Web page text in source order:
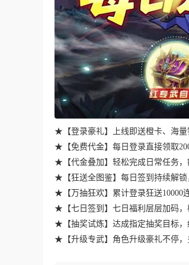
★【登录豪礼】上线即送橙卡、海
★【免费代金】每日登录直接领取
★【代金叠加】轻松完成日常任务，
★【狂送全图鉴】每日签到持续解
★【万抽狂欢】累计登录狂送10000
★【七日签到】七日福利层层加码
★【抽奖试炼】达成指定抽奖目标，
★【升级专武】角色升级豪礼不停